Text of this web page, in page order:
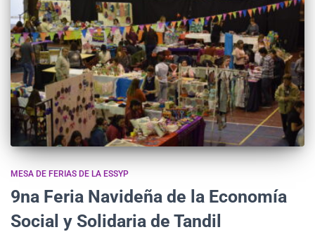
MESA DE FERIAS DE LA ESSYP
9na Feria Navideña de la Economía
Social y Solidaria de Tandil